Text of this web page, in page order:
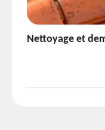
Etanchéité